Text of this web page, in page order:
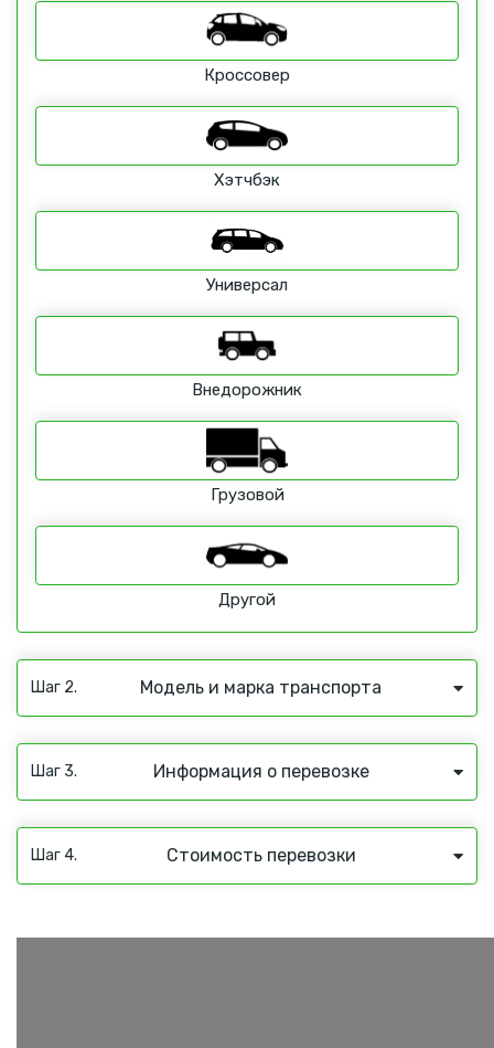
Кроссовер
Хэтчбэк
Универсал
Внедорожник
Грузовой
Другой
Шаг 2. Модель и марка транспорта
Шаг 3. Информация о перевозке
Шаг 4. Стоимость перевозки